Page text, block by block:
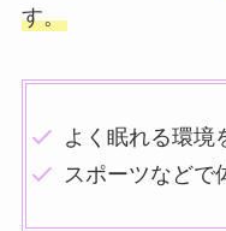
す。
よく眠れる環境
スポーツな